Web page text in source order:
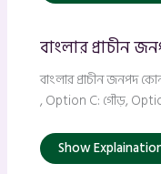
বাংলার প্রাচীন
বাংলার প্রাচীন জনপদ
, Option C: গৌড়,
Show